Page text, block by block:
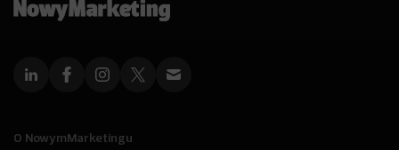
O NowymMarketingu